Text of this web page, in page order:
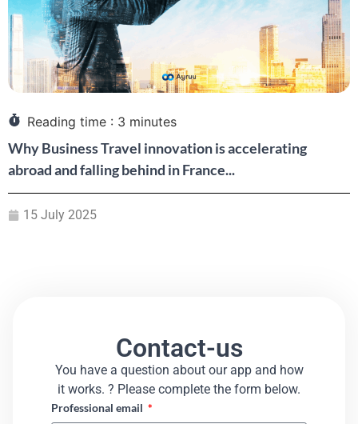
Reading time : 3 minutes
Why Business Travel innovation is accelerating
abroad and falling behind in France...
15 July 2025
Contact-us
You have a question about our app and how
it works. ? Please complete the form below.​
Professional email